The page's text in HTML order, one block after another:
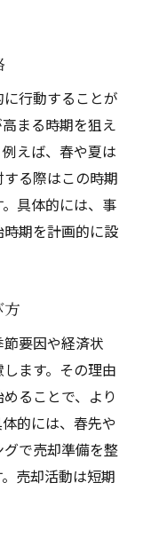
行動することが
まる時期を狙え
えば、春や夏は
る際はこの時期
具体的には、事
期を計画的に設
方
要因や経済状
ます。その理由
ることで、より
的には、春先や
で売却準備を整
売却活動は短期